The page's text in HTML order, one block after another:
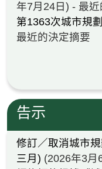
年7月24日) - 最
第1363次城市規
最近的決定摘要
告示
修訂／取消城市
三月) (2026年3月